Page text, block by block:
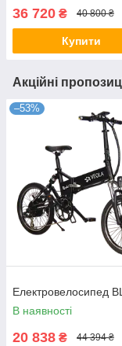
36 720 ₴ 40 800 ₴
Купити
Акційні
–53%
Електровелосипед
В наявності
20 838 ₴ 44 394 ₴